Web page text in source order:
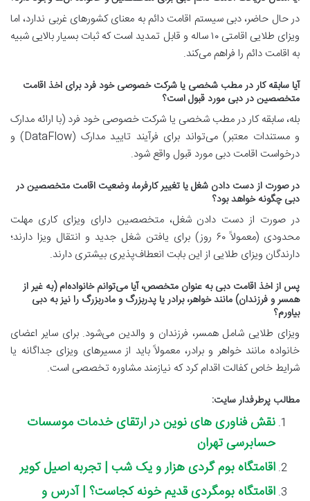
در حال حاضر، دبی سیستم اقامت دائم به معنای کشورهای غربی ندارد، اما
ویزای طلایی اقامتی ۱۰ ساله و قابل تمدید است که ثبات بسیار بالایی شبیه
به اقامت دائم را فراهم می‌کند.
آیا سابقه کار در مطب شخصی یا شرکت خصوصی خود فرد برای اخذ اقامت
متخصصین در دبی مورد قبول است؟
بله، سابقه کار در مطب شخصی یا شرکت خصوصی خود فرد (با ارائه مدارک
و مستندات معتبر) می‌تواند برای فرآیند تایید مدارک (DataFlow) و
درخواست اقامت دبی مورد قبول واقع شود.
در صورت از دست دادن شغل یا تغییر کارفرما، وضعیت اقامت متخصصین در
دبی چگونه خواهد بود؟
در صورت از دست دادن شغل، متخصصین دارای ویزای کاری مهلت
محدودی (معمولاً ۶۰ روز) برای یافتن شغل جدید و انتقال ویزا دارند؛
دارندگان ویزای طلایی از این بابت انعطاف‌پذیری بیشتری دارند.
پس از اخذ اقامت دبی به عنوان متخصص، آیا می‌توانم خانواده‌ام (به غیر از
همسر و فرزندان) مانند خواهر، برادر یا پدربزرگ و مادربزرگ را نیز به دبی
بیاورم؟
ویزای طلایی شامل همسر، فرزندان و والدین می‌شود. برای سایر اعضای
خانواده مانند خواهر و برادر، معمولاً باید از مسیرهای ویزای جداگانه یا
شرایط خاص کفالت اقدام کرد که نیازمند مشاوره تخصصی است.
مطالب پرطرفدار سایت:
نقش فناوری های نوین در ارتقای خدمات موسسات
حسابرسی تهران
اقامتگاه بوم گردی هزار و یک شب | تجربه اصیل کویر
اقامتگاه بومگردی قدیم خونه کجاست؟ | آدرس و